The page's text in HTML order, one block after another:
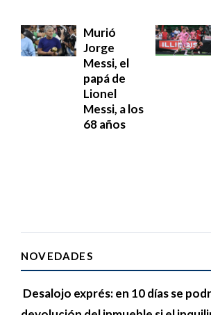
Murió
Jorge
Messi, el
papá de
Lionel
Messi, a los
68 años
NOVEDADES
Desalojo exprés: en 10 días se